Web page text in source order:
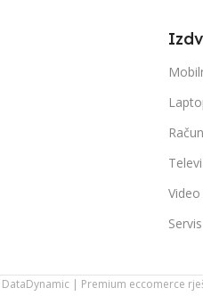
Servis
DataDynamic | Premium eccomerce